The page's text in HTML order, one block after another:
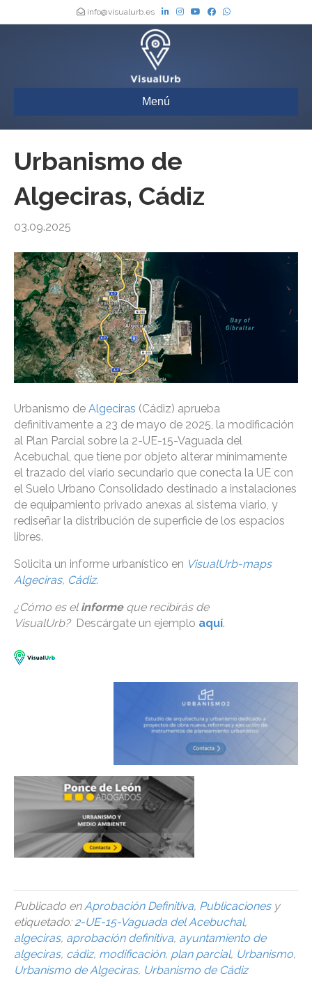
info@visualurb.es
Menú
Urbanismo de
Algeciras, Cádiz
03.09.2025
Urbanismo de Algeciras (Cádiz) aprueba
definitivamente a 23 de mayo de 2025, la modificación
al Plan Parcial sobre la 2-UE-15-Vaguada del
Acebuchal, que tiene por objeto alterar mínimamente
el trazado del viario secundario que conecta la UE con
el Suelo Urbano Consolidado destinado a instalaciones
de equipamiento privado anexas al sistema viario, y
rediseñar la distribución de superficie de los espacios
libres.
Solicita un informe urbanístico en VisualUrb-maps
Algeciras, Cádiz.
¿Cómo es el informe que recibirás de
VisualUrb?Descárgate un ejemplo aquí.
Publicado enAprobación Definitiva, Publicacionesy
etiquetado:2-UE-15-Vaguada del Acebuchal,
algeciras, aprobación definitiva, ayuntamiento de
algeciras, cádiz, modificación, plan parcial, Urbanismo,
Urbanismo de Algeciras, Urbanismo de Cádiz